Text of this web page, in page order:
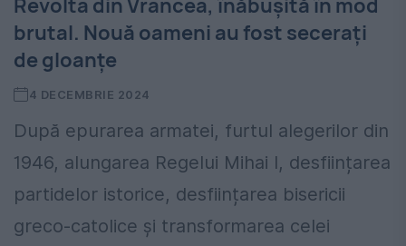
Revolta din Vrancea, înăbușită în mod
brutal. Nouă oameni au fost secerați
de gloanțe
4 DECEMBRIE 2024
După epurarea armatei, furtul alegerilor din
1946, alungarea Regelui Mihai I, desființarea
partidelor istorice, desființarea bisericii
greco-catolice și transformarea celei